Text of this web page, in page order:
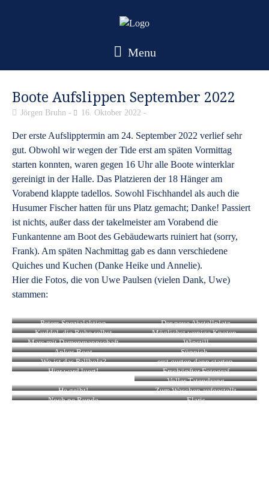
Menu
Boote Aufslippen September 2022
Jörgen Bruhn 16. Oktober 2022
Der erste Aufslipptermin am 24. September 2022 verlief sehr
gut. Obwohl wir wegen der Tide erst am späten Vormittag
starten konnten, waren gegen 16 Uhr alle Boote winterklar
gereinigt in der Halle. Das Platzieren der 18 Hänger am
Vorabend klappte tadellos. Sowohl Fischhandel als auch die
Husumer Fischer hatten für uns Platz gemacht; Danke! Passiert
ist nichts, außer dass der takelmeister am Vorabend die
Funkantenne am Boot des Gebäudewarts ruiniert hat (sorry,
Frank). Am späten Nachmittag gab es dann verschiedene
Quiches und Kuchen (Danke Heike und Annelie).
Hier die Fotos, die von Uwe Paulsen (vielen Dank, Uwe)
stammen:
Peters Spezialaktion
Der neue Abstellplatz
Kuddel, die Ruhe selbst
Möglichst wenige Knoten..
Marc mit Damenmannschaft
Winstill
Ankes Boot
Sünnich..
Wo ist das Pallholz?
erst gurten dann starten.
Hier ward luert!
Erschöpfter Fotograf
Voller Tatendrang
He geiht!
Zum Waschen aufgestellt
Noch ne Runde
Elaris